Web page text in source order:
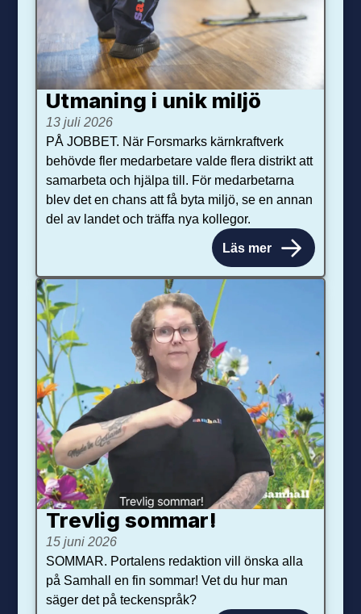
Utmaning i unik miljö
13 juli 2026
PÅ JOBBET. När Forsmarks kärnkraftverk
behövde fler medarbetare valde flera distrikt att
samarbeta och hjälpa till. För medarbetarna
blev det en chans att få byta miljö, se en annan
del av landet och träffa nya kollegor.
Läs mer
Trevlig sommar!
15 juni 2026
SOMMAR. Portalens redaktion vill önska alla
på Samhall en fin sommar! Vet du hur man
säger det på teckenspråk?